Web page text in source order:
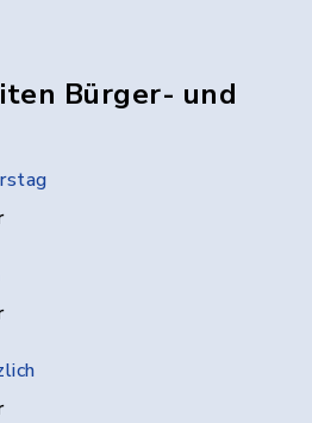
Bürger- und